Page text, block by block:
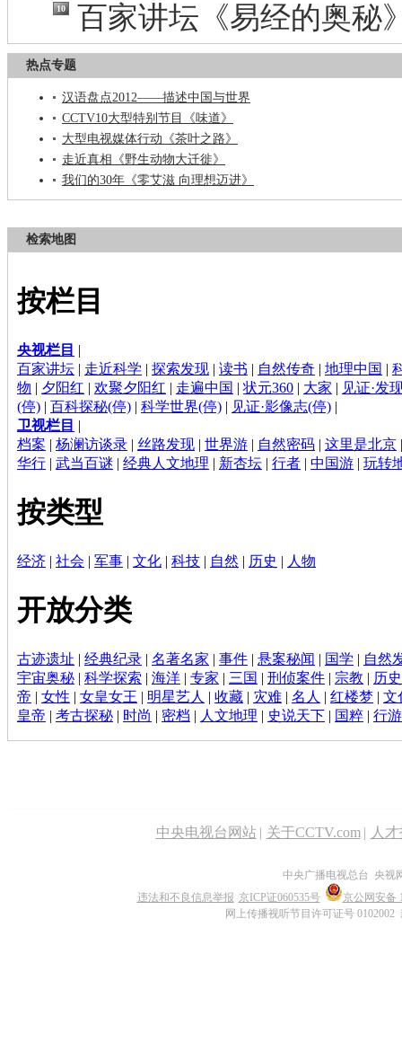
10 百家讲坛《易经的奥秘
热点专题
汉语盘点2012——描述中国与世界
CCTV10大型特别节目《味道》
大型电视媒体行动《茶叶之路》
走近真相《野生动物大迁徙》
我们的30年《零艾滋 向理想迈进》
检索地图
按栏目
央视栏目 |
百家讲坛 | 走近科学 | 探索发现 | 读书 | 自然传奇 | 地理中国 |
物 | 夕阳红 | 欢聚夕阳红 | 走遍中国 | 状元360 | 大家 | 见证·发
(停) | 百科探秘(停) | 科学世界(停) | 见证·影像志(停) |
卫视栏目 |
档案 | 杨澜访谈录 | 丝路发现 | 世界游 | 自然密码 | 这里是北京
华行 | 武当百谜 | 经典人文地理 | 新杏坛 | 行者 | 中国游 | 玩转
按类型
经济 | 社会 | 军事 | 文化 | 科技 | 自然 | 历史 | 人物
开放分类
古迹遗址 | 经典纪录 | 名著名家 | 事件 | 悬案秘闻 | 国学 | 自然
宇宙奥秘 | 科学探索 | 海洋 | 专家 | 三国 | 刑侦案件 | 宗教 | 历
帝 | 女性 | 女皇女王 | 明星艺人 | 收藏 | 灾难 | 名人 | 红楼梦 | 文
皇帝 | 考古探秘 | 时尚 | 密档 | 人文地理 | 史说天下 | 国粹 | 行游
中央电视台网站 | 关于CCTV.com | 人
中央广播电视总台 央视
违法和不良信息举报 京ICP证060535号
京公网安备
网上传播视听节目许可证号 0102002